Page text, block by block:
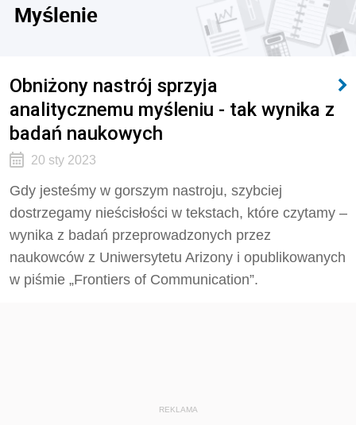
Myślenie
Obniżony nastrój sprzyja
analitycznemu myśleniu - tak wynika z
badań naukowych
20 sty 2023
Gdy jesteśmy w gorszym nastroju, szybciej
dostrzegamy nieścisłości w tekstach, które czytamy –
wynika z badań przeprowadzonych przez
naukowców z Uniwersytetu Arizony i opublikowanych
w piśmie „Frontiers of Communication”.
REKLAMA